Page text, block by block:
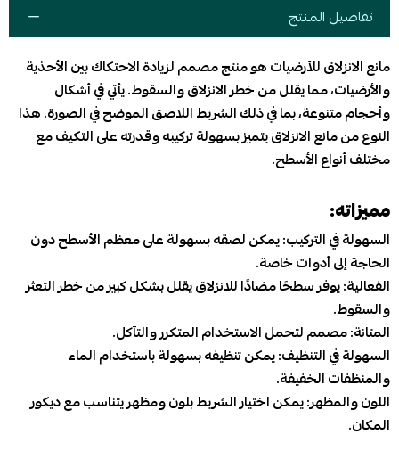
تفاصيل المنتج
مانع الانزلاق للأرضيات هو منتج مصمم لزيادة الاحتكاك بين الأحذية
والأرضيات، مما يقلل من خطر الانزلاق والسقوط. يأتي في أشكال
وأحجام متنوعة، بما في ذلك الشريط اللاصق الموضح في الصورة. هذا
النوع من مانع الانزلاق يتميز بسهولة تركيبه وقدرته على التكيف مع
مختلف أنواع الأسطح.
مميزاته:
السهولة في التركيب: يمكن لصقه بسهولة على معظم الأسطح دون
الحاجة إلى أدوات خاصة.
الفعالية: يوفر سطحًا مضادًا للانزلاق يقلل بشكل كبير من خطر التعثر
والسقوط.
المتانة: مصمم لتحمل الاستخدام المتكرر والتآكل.
السهولة في التنظيف: يمكن تنظيفه بسهولة باستخدام الماء
والمنظفات الخفيفة.
اللون والمظهر: يمكن اختيار الشريط بلون ومظهر يتناسب مع ديكور
المكان.